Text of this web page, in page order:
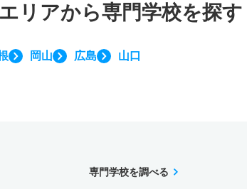
リアから専門学校を探す
岡山 広島 山口
専門学校を調べる